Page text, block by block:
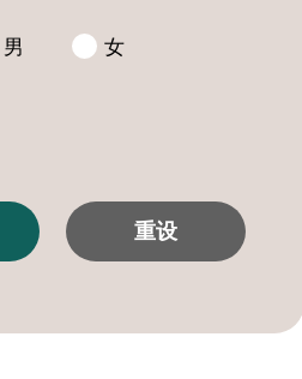
男 女
重设